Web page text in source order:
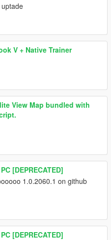
V + Native Trainer
View Map bundled with
[DEPRECATED]
1.0.2060.1 on github
[DEPRECATED]